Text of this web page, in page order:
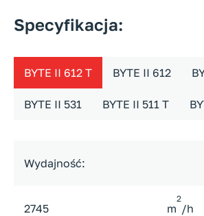
Specyfikacja:
BYTE II 612 T
Wydajność:
2745 m
2
/h
BYTE II 612
BYTE II 531 BYTE II 511 T